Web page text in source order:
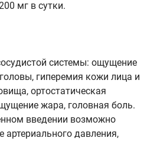
мг в сутки.
системы: ощущение
гиперемия кожи лица и
ортостатическая
жара, головная боль.
введении возможно
артериального давления,